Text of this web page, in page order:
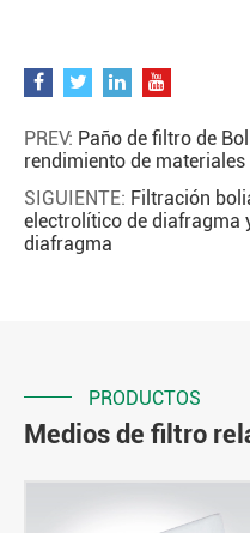
PREV: Paño de filtro de
rendimiento de
SIGUIENTE: Filtración
electrolítico de diafragma
diafragma
PRODUCTOS
Medios de filtro